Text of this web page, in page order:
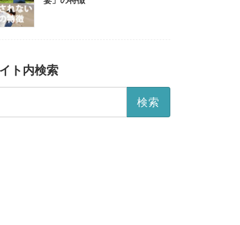
ト内検索